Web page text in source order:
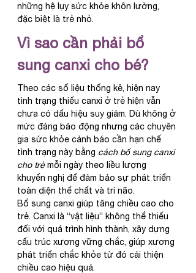
những hệ lụy sức khỏe khôn lường,
đặc biệt là trẻ nhỏ.
Vì sao cần phải bổ
sung canxi cho bé?
Theo các số liệu thống kê, hiện nay
tình trạng thiếu canxi ở trẻ hiện vẫn
chưa có dấu hiệu suy giảm. Dù không ở
mức đáng báo động nhưng các chuyên
gia sức khỏe cảnh báo cần hạn chế
tình trạng này bằng cách bổ sung canxi
cho trẻ mỗi ngày theo liều lượng
khuyến nghị để đảm bảo sự phát triển
toàn diện thể chất và trí não.
Bổ sung canxi giúp tăng chiều cao cho
trẻ. Canxi là “vật liệu” không thể thiếu
đối với quá trình hình thành, xây dựng
cấu trúc xương vững chắc, giúp xương
phát triển chắc khỏe từ đó cải thiện
chiều cao hiệu quả.